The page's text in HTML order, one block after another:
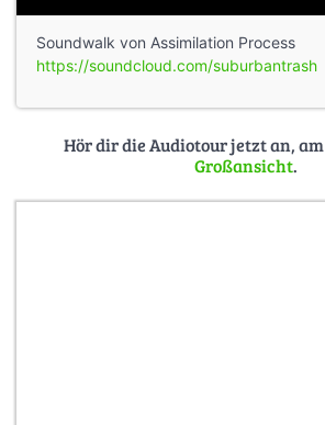
Soundwalk von Assimilation Process
https://soundcloud.com/suburbantrash
Hör dir die Audiotour jetzt an,
Großansicht.